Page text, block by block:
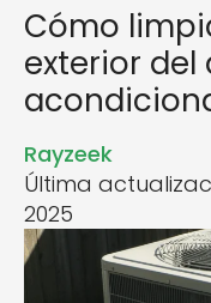
Cómo
exterior del
Rayzeek
Última
2025